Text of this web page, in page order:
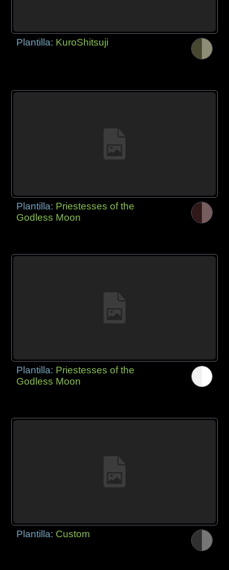
Plantilla: KuroShitsuji
Plantilla: Priestesses of the
Godless Moon
Plantilla: Priestesses of the
Godless Moon
Plantilla: Custom